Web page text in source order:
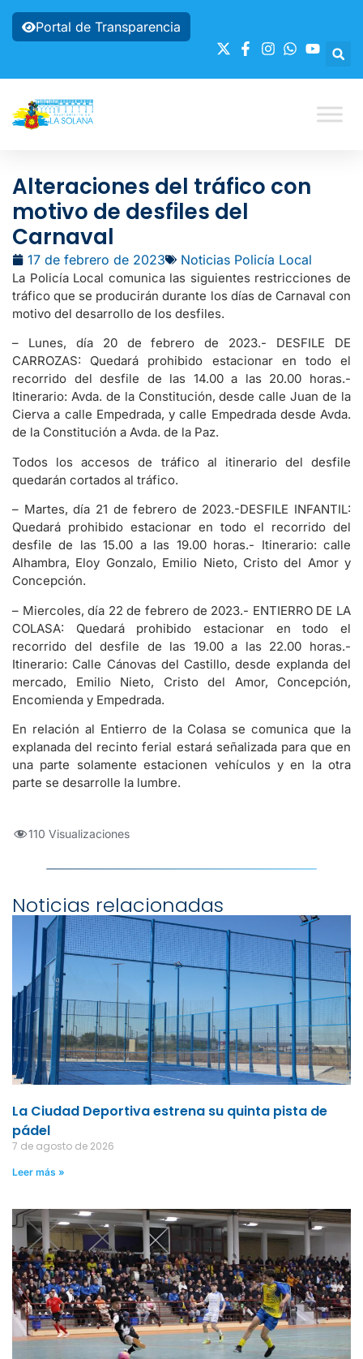
Portal de Transparencia
Alteraciones del tráfico con
motivo de desfiles del
Carnaval
17 de febrero de 2023 Noticias Policía Local
La Policía Local comunica las siguientes restricciones de
tráfico que se producirán durante los días de Carnaval con
motivo del desarrollo de los desfiles.
– Lunes, día 20 de febrero de 2023.- DESFILE DE
CARROZAS: Quedará prohibido estacionar en todo el
recorrido del desfile de las 14.00 a las 20.00 horas.-
Itinerario: Avda. de la Constitución, desde calle Juan de la
Cierva a calle Empedrada, y calle Empedrada desde Avda.
de la Constitución a Avda. de la Paz.
Todos los accesos de tráfico al itinerario del desfile
quedarán cortados al tráfico.
– Martes, día 21 de febrero de 2023.-DESFILE INFANTIL:
Quedará prohibido estacionar en todo el recorrido del
desfile de las 15.00 a las 19.00 horas.- Itinerario: calle
Alhambra, Eloy Gonzalo, Emilio Nieto, Cristo del Amor y
Concepción.
– Miercoles, día 22 de febrero de 2023.- ENTIERRO DE LA
COLASA: Quedará prohibido estacionar en todo el
recorrido del desfile de las 19.00 a las 22.00 horas.-
Itinerario: Calle Cánovas del Castillo, desde explanda del
mercado, Emilio Nieto, Cristo del Amor, Concepción,
Encomienda y Empedrada.
En relación al Entierro de la Colasa se comunica que la
explanada del recinto ferial estará señalizada para que en
una parte solamente estacionen vehículos y en la otra
parte se desarrolle la lumbre.
110 Visualizaciones
Noticias relacionadas
La Ciudad Deportiva estrena su quinta pista de
pádel
7 de agosto de 2026
Leer más »